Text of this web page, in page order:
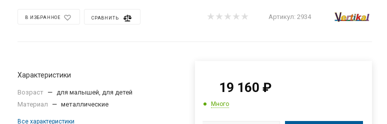
В ИЗБРАННОЕ СРАВНИТЬ Артикул: 2934
Характеристики
Возраст — для малышей, для детей
Материал
— металлические
Все характеристики
19 160 ₽
Много